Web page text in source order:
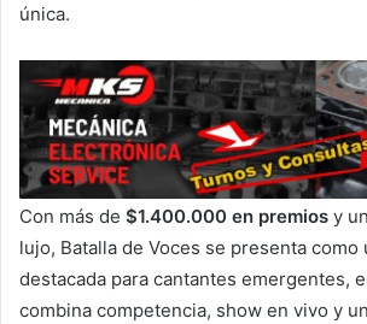
única.
Con más de $1.400.000 en premios y
lujo, Batalla de Voces se presenta como
destacada para cantantes emergentes,
combina competencia, show en vivo y